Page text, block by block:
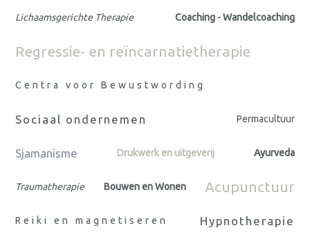
Lichaamsgerichte Therapie Coaching - Wandelcoaching
Regressie- en reïncarnatietherapie
Centra voor Bewustwording
Sociaal ondernemen Permacultuur
Sjamanisme Drukwerk en uitgeverij Ayurveda
Traumatherapie Bouwen en Wonen Acupunctuur
Reiki en magnetiseren Hypnotherapie